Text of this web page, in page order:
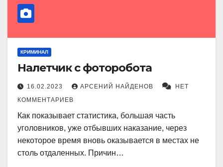
КРИМИНАЛ
Налетчик с фоторобота
16.02.2023 АРСЕНИЙ НАЙДЕНОВ
НЕТ
КОММЕНТАРИЕВ
Как показывает статистика, большая часть
уголовников, уже отбывших наказание, через
некоторое время вновь оказывается в местах не
столь отдаленных. Причин…